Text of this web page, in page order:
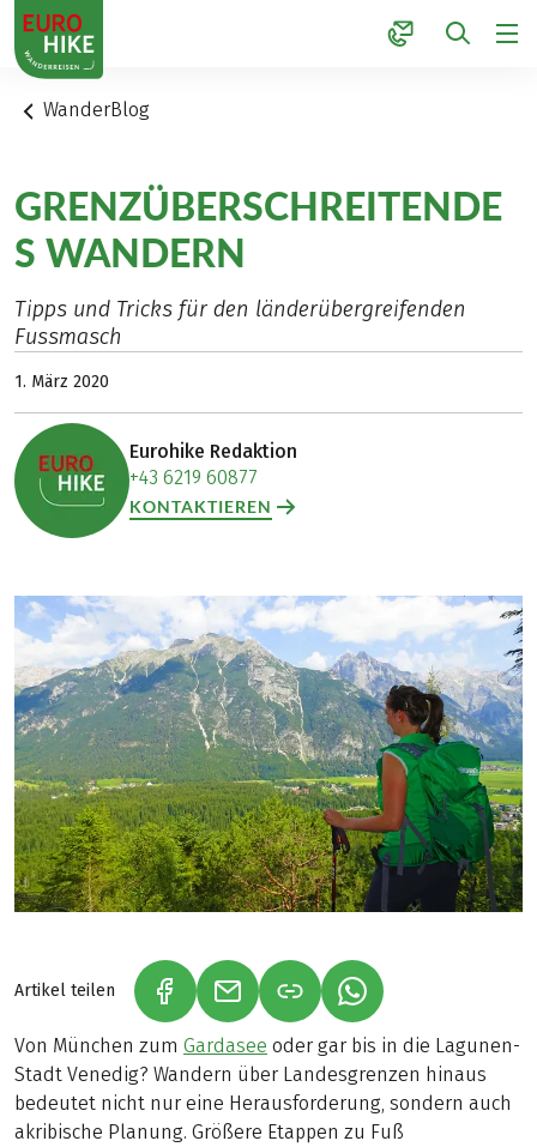
1
WanderBlog
GRENZÜBERSCHREITENDE
S WANDERN
Tipps und Tricks für den länderübergreifenden
Fussmasch
1. März 2020
Eurohike Redaktion
+43 6219 60877
KONTAKTIEREN
Artikel teilen (LINK ÖFFNET IN NEUEM TAB)
(LINK ÖFFNET IN NEUEM TAB)
(LINK ÖFFNET IN
Von München zum Gardasee oder gar bis in die Lagunen-
Stadt Venedig? Wandern über Landesgrenzen hinaus
bedeutet nicht nur eine Herausforderung, sondern auch
akribische Planung. Größere Etappen zu Fuß